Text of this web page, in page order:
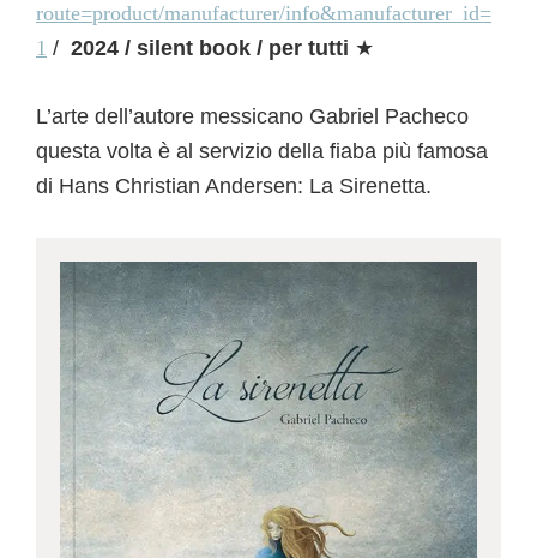
route=product/manufacturer/info&manufacturer_id=
1 / 2024 / silent book / per tutti ★
L’arte dell’autore messicano Gabriel Pacheco
questa volta è al servizio della fiaba più famosa
di Hans Christian Andersen: La Sirenetta.